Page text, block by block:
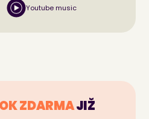
Youtube music
ZDARMAJIŽ